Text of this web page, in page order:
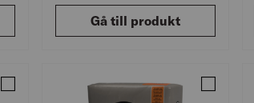
Gå till produkt
Jämför KAKELFOG G8S FLEX 1-6 Jämför